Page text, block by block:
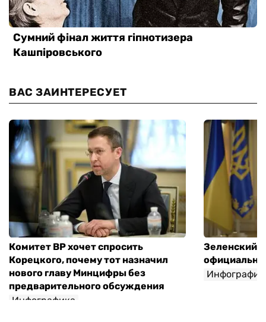
ВАС ЗАИНТЕРЕСУЕТ
Комитет ВР хочет спросить
Корецкого, почему тот назначил
нового главу Минцифры без
предварительного обсуждения
Инфографика
Зеленский